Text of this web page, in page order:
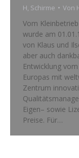
H, Schirme Von
Vom
wurde am
von Klaus und
aber auch
Entwicklung
Europas mit
Zentrum
Eigen– sowie
Preise. Für…